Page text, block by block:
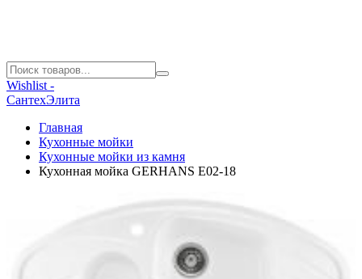
Wishlist -
СантехЭлита
Главная
Кухонные мойки
Кухонные мойки из камня
Кухонная мойка GERHANS E02-18